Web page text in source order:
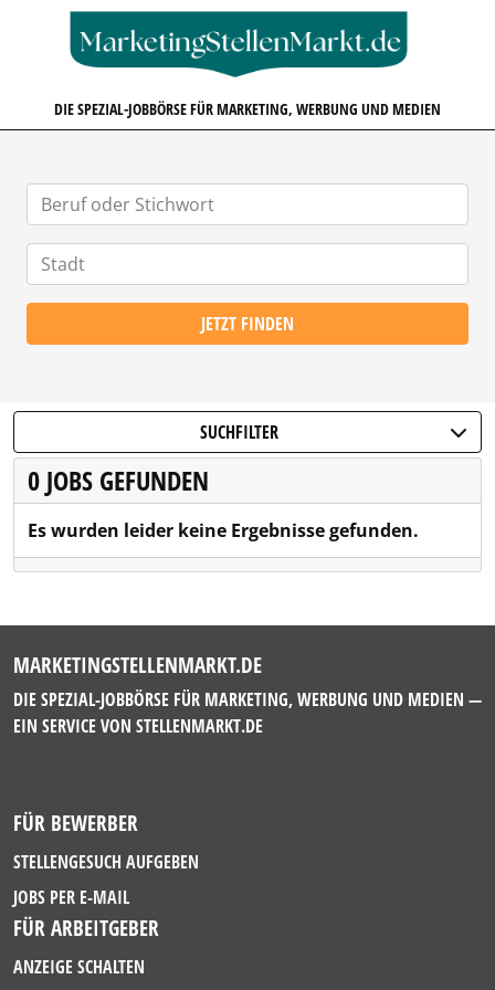
DIE SPEZIAL-JOBBÖRSE FÜR MARKETING, WERBUNG UND MEDIEN
JETZT FINDEN
SUCHFILTER
0 JOBS GEFUNDEN
Es wurden leider keine Ergebnisse gefunden.
MARKETINGSTELLENMARKT.DE
DIE SPEZIAL-JOBBÖRSE FÜR MARKETING, WERBUNG UND MEDIEN —
EIN SERVICE VON STELLENMARKT.DE
FÜR BEWERBER
STELLENGESUCH AUFGEBEN
JOBS PER E-MAIL
FÜR ARBEITGEBER
ANZEIGE SCHALTEN